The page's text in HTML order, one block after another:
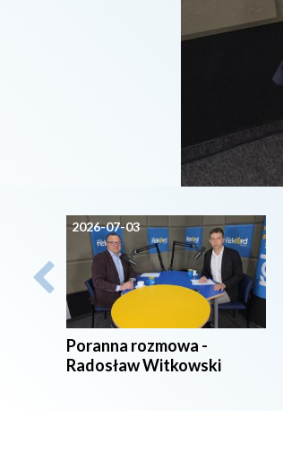
2026-07-03
Poranna rozmowa -
Radosław Witkowski